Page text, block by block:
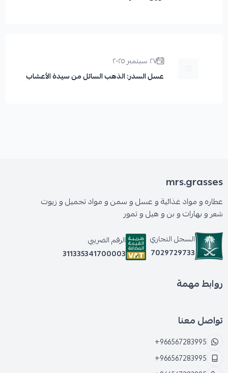
٢٧ سبتمبر ٢٠٢٥
عسل السدر: الذهب السائل من سيدة الأعشاب
mrs.grasses
عطاره و مواد غذائية و عسل و سمن و مواد تجميل و زيوت
شعر و بهارات و بن و هيل و تمور
السجل التجاري
7029729733
الرقم الضريبي
311335341700003
روابط مهمة
تواصل معنا
+966567283995
+966567283995